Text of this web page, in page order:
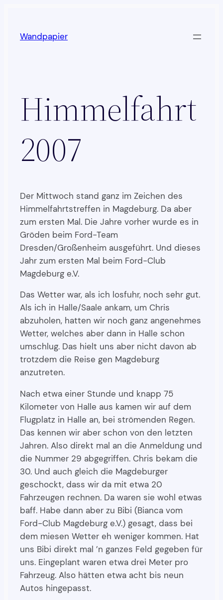
springen
Wandpapier
Himmelfahrt
2007
Der Mittwoch stand ganz im Zeichen des
Himmelfahrtstreffen in Magdeburg. Da aber
zum ersten Mal. Die Jahre vorher wurde es in
Gröden beim Ford-Team
Dresden/Großenheim ausgeführt. Und dieses
Jahr zum ersten Mal beim Ford-Club
Magdeburg e.V.
Das Wetter war, als ich losfuhr, noch sehr gut.
Als ich in Halle/Saale ankam, um Chris
abzuholen, hatten wir noch ganz angenehmes
Wetter, welches aber dann in Halle schon
umschlug. Das hielt uns aber nicht davon ab
trotzdem die Reise gen Magdeburg
anzutreten.
Nach etwa einer Stunde und knapp 75
Kilometer von Halle aus kamen wir auf dem
Flugplatz in Halle an, bei strömenden Regen.
Das kennen wir aber schon von den letzten
Jahren. Also direkt mal an die Anmeldung und
die Nummer 29 abgegriffen. Chris bekam die
30. Und auch gleich die Magdeburger
geschockt, dass wir da mit etwa 20
Fahrzeugen rechnen. Da waren sie wohl etwas
baff. Habe dann aber zu Bibi (Bianca vom
Ford-Club Magdeburg e.V.) gesagt, dass bei
dem miesen Wetter eh weniger kommen. Hat
uns Bibi direkt mal ’n ganzes Feld gegeben für
uns. Eingeplant waren etwa drei Meter pro
Fahrzeug. Also hätten etwa acht bis neun
Autos hingepasst.